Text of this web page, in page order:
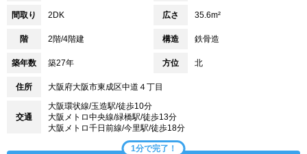
間取り 2DK 広さ 35.6m²
階 2階/4階建 構造 鉄骨造
築年数 築27年 方位 北
住所 大阪府大阪市東成区中道４丁目
交通
大阪環状線/玉造駅/徒歩10分
大阪メトロ中央線/緑橋駅/徒歩13分
大阪メトロ千日前線/今里駅/徒歩18分
1分で完了！